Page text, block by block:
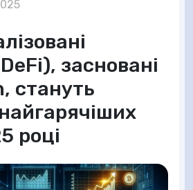
засновані
стануть
році